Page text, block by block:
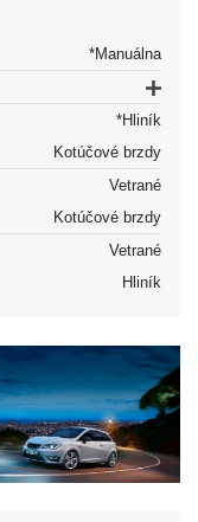
*Manuálna
*Hliník
Kotúčové brzdy
Vetrané
Kotúčové brzdy
Vetrané
Hliník